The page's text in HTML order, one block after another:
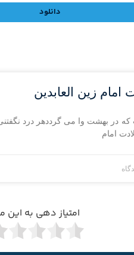
دانلود
امام زین العابدین
در بهشت وا مى ‏گرددهر درد
امام
امتیاز دهی به این